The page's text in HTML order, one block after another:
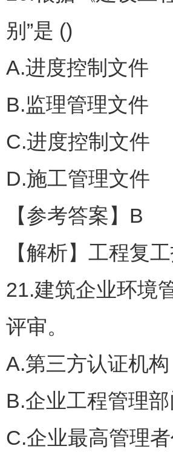
别”是 ()
A.进度控制文件
B.监理管理文件
C.进度控制文件
D.施工管理文件
【参考答案】B
【解析】工程复
21.建筑企业环境
评审。
A.第三方认证机构
B.企业工程管理部
C.企业最高管理